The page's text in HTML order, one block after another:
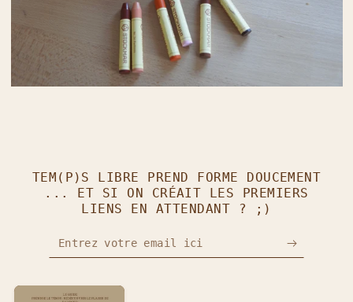
TEM(P)S LIBRE PREND FORME DOUCEMENT
... ET SI ON CRÉAIT LES PREMIERS
LIENS EN ATTENDANT ? ;)
Entrez votre email ici